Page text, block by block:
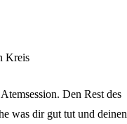
Kreis
Den Rest des
was dir gut tut und deinen